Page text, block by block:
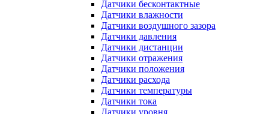
Датчики бесконтактные
Датчики влажности
Датчики воздушного зазора
Датчики давления
Датчики дистанции
Датчики отражения
Датчики положения
Датчики расхода
Датчики температуры
Датчики тока